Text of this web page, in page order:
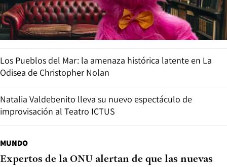
Los Pueblos del Mar: la amenaza histórica latente en La
Odisea de Christopher Nolan
Natalia Valdebenito lleva su nuevo espectáculo de
improvisación al Teatro ICTUS
MUNDO
Expertos de la ONU alertan de que las nuevas